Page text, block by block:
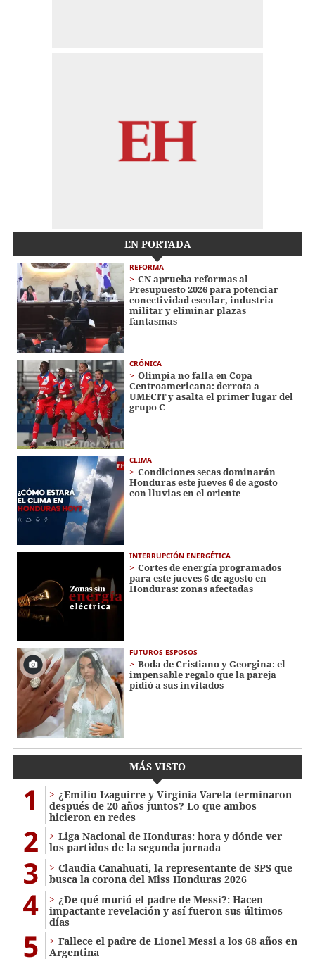
EN PORTADA
REFORMA
CN aprueba reformas al
Presupuesto 2026 para potenciar
conectividad escolar, industria
militar y eliminar plazas
fantasmas
CRÓNICA
Olimpia no falla en Copa
Centroamericana: derrota a
UMECIT y asalta el primer lugar del
grupo C
CLIMA
Condiciones secas dominarán
Honduras este jueves 6 de agosto
con lluvias en el oriente
INTERRUPCIÓN ENERGÉTICA
Cortes de energía programados
para este jueves 6 de agosto en
Honduras: zonas afectadas
FUTUROS ESPOSOS
Boda de Cristiano y Georgina: el
impensable regalo que la pareja
pidió a sus invitados
MÁS VISTO
1
¿Emilio Izaguirre y Virginia Varela terminaron
después de 20 años juntos? Lo que ambos
hicieron en redes
2
Liga Nacional de Honduras: hora y dónde ver
los partidos de la segunda jornada
3
Claudia Canahuati, la representante de SPS que
busca la corona del Miss Honduras 2026
4
¿De qué murió el padre de Messi?: Hacen
impactante revelación y así fueron sus últimos
días
5
Fallece el padre de Lionel Messi a los 68 años en
Argentina